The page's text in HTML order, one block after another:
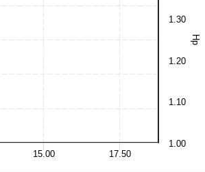
Hp
15.00 17.50
1.10
1.20
1.30
1.00